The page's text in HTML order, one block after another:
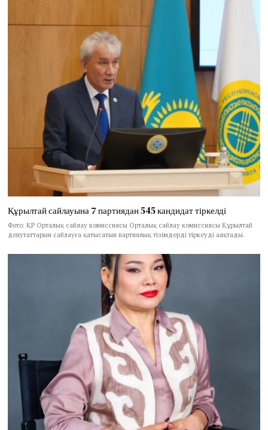
Құрылтай сайлауына 7 партиядан 545 кандидат тіркелді
Фото: ҚР Орталық сайлау комиссиясы Орталық сайлау комиссиясы Құрылтай
депутаттарын сайлауға қатысатын партиялық тізімдерді тіркеуді аяқтады.